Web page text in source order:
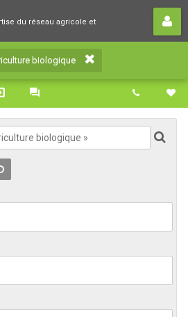
du réseau agricole et
biologique
du réseau agricole et
biologique